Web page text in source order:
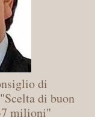
di
di buon
milioni"